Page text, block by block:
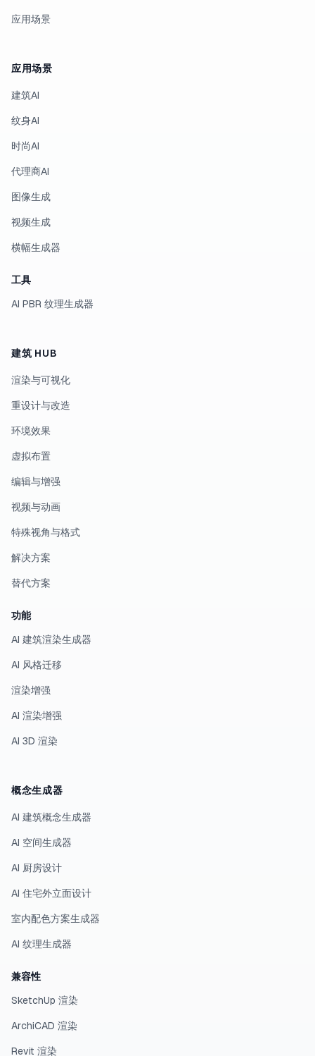
应用场景
应用场景
建筑AI
纹身AI
时尚AI
代理商AI
图像生成
视频生成
横幅生成器
工具
AI PBR 纹理生成器
建筑 HUB
渲染与可视化
重设计与改造
环境效果
虚拟布置
编辑与增强
视频与动画
特殊视角与格式
解决方案
替代方案
功能
AI 建筑渲染生成器
AI 风格迁移
渲染增强
AI 渲染增强
AI 3D 渲染
概念生成器
AI 建筑概念生成器
AI 空间生成器
AI 厨房设计
AI 住宅外立面设计
室内配色方案生成器
AI 纹理生成器
兼容性
SketchUp 渲染
ArchiCAD 渲染
Revit 渲染